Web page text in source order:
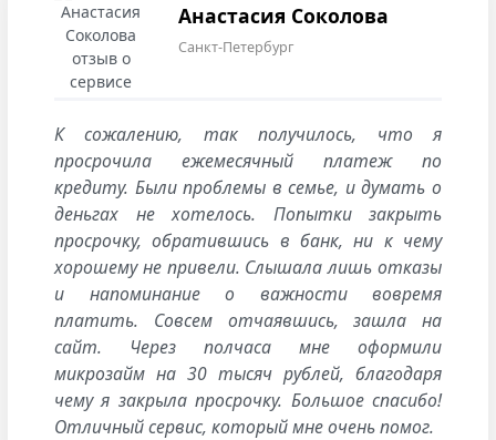
Анастасия Соколова
Санкт-Петербург
К сожалению, так получилось, что я
просрочила ежемесячный платеж по
кредиту. Были проблемы в семье, и думать о
деньгах не хотелось. Попытки закрыть
просрочку, обратившись в банк, ни к чему
хорошему не привели. Слышала лишь отказы
и напоминание о важности вовремя
платить. Совсем отчаявшись, зашла на
сайт. Через полчаса мне оформили
микрозайм на 30 тысяч рублей, благодаря
чему я закрыла просрочку. Большое спасибо!
Отличный сервис, который мне очень помог.